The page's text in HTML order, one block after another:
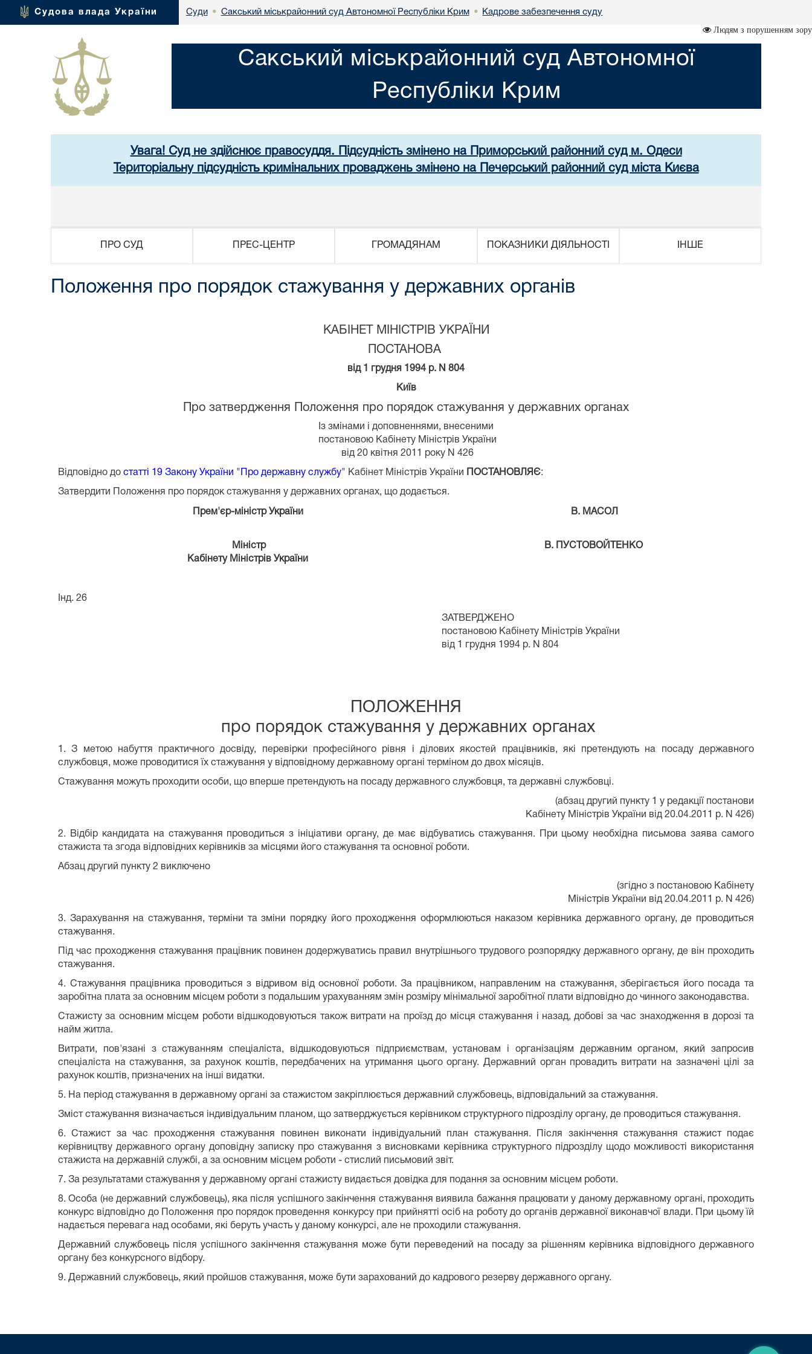
Судова влада України Суди • Сакський міськрайонний суд Автономної Республіки Крим • Кадрове забезпечення суду
Людям з порушенням зору
Сакський міськрайонний суд Автономної
Республіки Крим
Увага! Суд не здійснює правосуддя. Підсудність змінено на Приморський районний суд м. Одеси
Територіальну підсудність кримінальних проваджень змінено на Печерський районний суд міста Києва
ПРО СУД ПРЕС-ЦЕНТР ГРОМАДЯНАМ ПОКАЗНИКИ ДІЯЛЬНОСТІ ІНШЕ
Положення про порядок стажування у державних органів
КАБІНЕТ МІНІСТРІВ УКРАЇНИ
ПОСТАНОВА
від 1 грудня 1994 р. N 804
Київ
Про затвердження Положення про порядок стажування у державних органах
Із змінами і доповненнями, внесеними
постановою Кабінету Міністрів України
від 20 квітня 2011 року N 426
Відповідно до статті 19 Закону України "Про державну службу" Кабінет Міністрів України ПОСТАНОВЛЯЄ:
Затвердити Положення про порядок стажування у державних органах, що додається.
Прем'єр-міністр України В. МАСОЛ
Міністр
Кабінету Міністрів України
В. ПУСТОВОЙТЕНКО
Інд. 26
ЗАТВЕРДЖЕНО
постановою Кабінету Міністрів України
від 1 грудня 1994 р. N 804
ПОЛОЖЕННЯ
про порядок стажування у державних органах
1. З метою набуття практичного досвіду, перевірки професійного рівня і ділових якостей працівників, які претендують на посаду державного
службовця, може проводитися їх стажування у відповідному державному органі терміном до двох місяців.
Стажування можуть проходити особи, що вперше претендують на посаду державного службовця, та державні службовці.
(абзац другий пункту 1 у редакції постанови
Кабінету Міністрів України від 20.04.2011 р. N 426)
2. Відбір кандидата на стажування проводиться з ініціативи органу, де має відбуватись стажування. При цьому необхідна письмова заява самого
стажиста та згода відповідних керівників за місцями його стажування та основної роботи.
Абзац другий пункту 2 виключено
(згідно з постановою Кабінету
Міністрів України від 20.04.2011 р. N 426)
3. Зарахування на стажування, терміни та зміни порядку його проходження оформлюються наказом керівника державного органу, де проводиться
стажування.
Під час проходження стажування працівник повинен додержуватись правил внутрішнього трудового розпорядку державного органу, де він проходить
стажування.
4. Стажування працівника проводиться з відривом від основної роботи. За працівником, направленим на стажування, зберігається його посада та
заробітна плата за основним місцем роботи з подальшим урахуванням змін розміру мінімальної заробітної плати відповідно до чинного законодавства.
Стажисту за основним місцем роботи відшкодовуються також витрати на проїзд до місця стажування і назад, добові за час знаходження в дорозі та
найм житла.
Витрати, пов'язані з стажуванням спеціаліста, відшкодовуються підприємствам, установам і організаціям державним органом, який запросив
спеціаліста на стажування, за рахунок коштів, передбачених на утримання цього органу. Державний орган провадить витрати на зазначені цілі за
рахунок коштів, призначених на інші видатки.
5. На період стажування в державному органі за стажистом закріплюється державний службовець, відповідальний за стажування.
Зміст стажування визначається індивідуальним планом, що затверджується керівником структурного підрозділу органу, де проводиться стажування.
6. Стажист за час проходження стажування повинен виконати індивідуальний план стажування. Після закінчення стажування стажист подає
керівництву державного органу доповідну записку про стажування з висновками керівника структурного підрозділу щодо можливості використання
стажиста на державній службі, а за основним місцем роботи - стислий письмовий звіт.
7. За результатами стажування у державному органі стажисту видається довідка для подання за основним місцем роботи.
8. Особа (не державний службовець), яка після успішного закінчення стажування виявила бажання працювати у даному державному органі, проходить
конкурс відповідно до Положення про порядок проведення конкурсу при прийнятті осіб на роботу до органів державної виконавчої влади. При цьому їй
надається перевага над особами, які беруть участь у даному конкурсі, але не проходили стажування.
Державний службовець після успішного закінчення стажування може бути переведений на посаду за рішенням керівника відповідного державного
органу без конкурсного відбору.
9. Державний службовець, який пройшов стажування, може бути зарахований до кадрового резерву державного органу.